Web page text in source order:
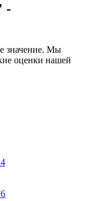
-
значение. Мы
оценки нашей